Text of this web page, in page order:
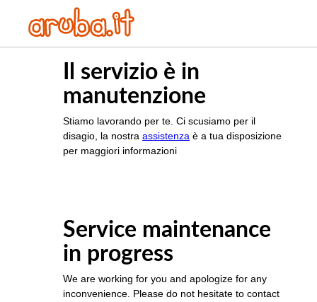
Il servizio è in
manutenzione
Stiamo lavorando per te. Ci scusiamo per il
disagio, la nostra assistenza è a tua disposizione
per maggiori informazioni
Service maintenance
in progress
We are working for you and apologize for any
inconvenience. Please do not hesitate to contact